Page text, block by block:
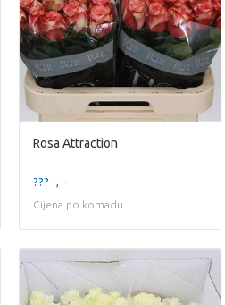
Rosa Attraction
??? -,--
Cijena po komadu